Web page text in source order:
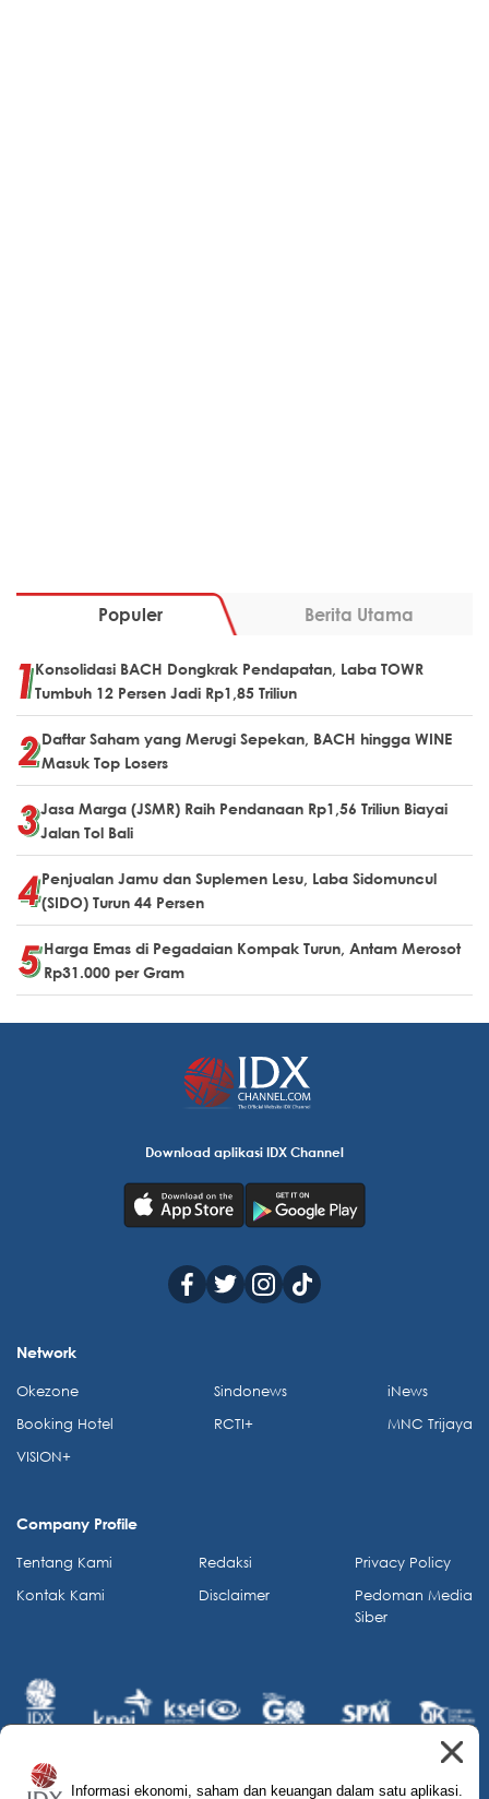
Populer Berita Utama
Konsolidasi BACH Dongkrak Pendapatan, Laba TOWR
Tumbuh 12 Persen Jadi Rp1,85 Triliun
Daftar Saham yang Merugi Sepekan, BACH hingga WINE
Masuk Top Losers
Jasa Marga (JSMR) Raih Pendanaan Rp1,56 Triliun Biayai
Jalan Tol Bali
Penjualan Jamu dan Suplemen Lesu, Laba Sidomuncul
(SIDO) Turun 44 Persen
Harga Emas di Pegadaian Kompak Turun, Antam Merosot
Rp31.000 per Gram
Informasi ekonomi, saham dan keuangan dalam satu aplikasi.
Download aplikasi IDX Channel
Network
Okezone
Booking Hotel
VISION+
Sindonews
RCTI+
iNews
MNC Trijaya
Company Profile
Tentang Kami
Kontak Kami
Redaksi
Disclaimer
Privacy Policy
Pedoman Media
Siber
© 2026 IDX Channel. All Rights Reserved.